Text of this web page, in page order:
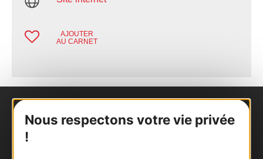
Nous respectons votre vie privée
!
AJOUTER
AU CARNET
Nous contacter